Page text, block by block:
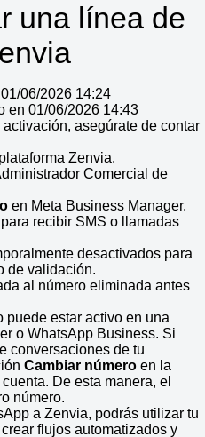
una línea de
06/2026 14:24
en 01/06/2026 14:43
asegúrate de contar
Zenvia.
Comercial de
en Meta Business Manager.
recibir SMS o llamadas
desactivados para
de validación.
al número eliminada antes
puede estar activo en una
o WhatsApp Business. Si
conversaciones de tu
Cambiar número en la
De esta manera, el
número.
a Zenvia, podrás utilizar tu
flujos automatizados y